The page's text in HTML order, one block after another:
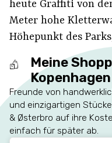
heute Graffiti von
Meter hohe
Höhepunkt des
Meine
Kopenhagen
Freunde von
und einzigartigen
& Østerbro auf ihre
einfach für später ab.